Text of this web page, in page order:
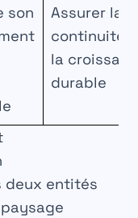
son
Assurer la
continuité
la
durable
deux entités